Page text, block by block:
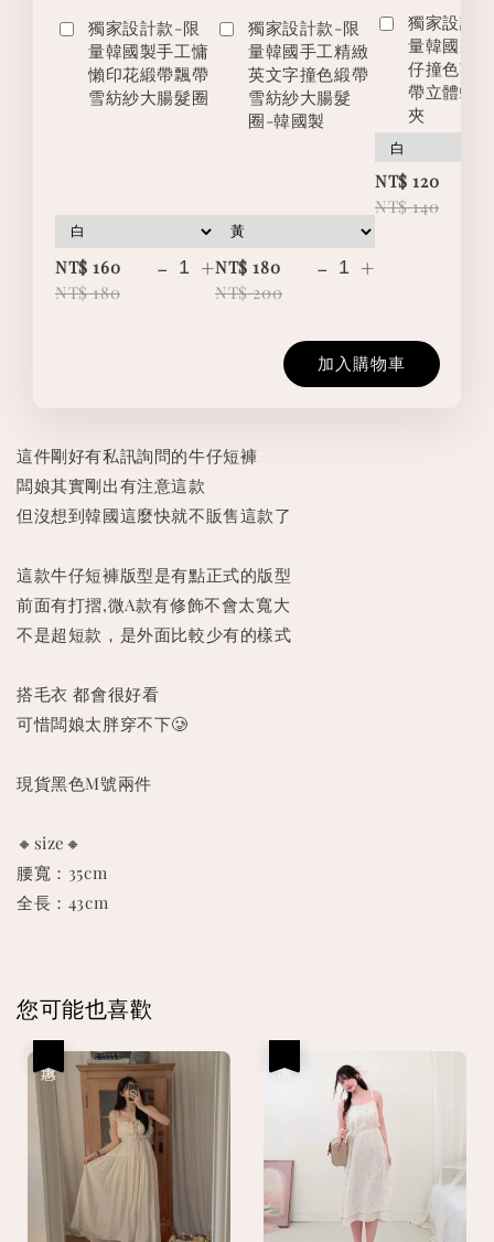
獨家設計款-限
量韓國製手工慵
懶印花緞帶飄帶
雪紡紗大腸髮圈
NT$ 160
NT$ 180
- +
獨家設計款-限
量韓國手工精緻
英文字撞色緞帶
雪紡紗大腸髮
圈-韓國製
NT$ 180
NT$ 200
- +
獨家設計
量韓國製
仔撞色英
帶立體蝴
夾
NT$ 120
NT$ 140
加入購物車
這件剛好有私訊詢問的牛仔短褲
闆娘其實剛出有注意這款
但沒想到韓國這麼快就不販售這款了
這款牛仔短褲版型是有點正式的版型
前面有打摺,微A款有修飾不會太寬大
不是超短款，是外面比較少有的樣式
搭毛衣 都會很好看
可惜闆娘太胖穿不下🥲
現貨黑色M號兩件
🔸size🔸
腰寬：35cm
全長：43cm
您可能也喜歡